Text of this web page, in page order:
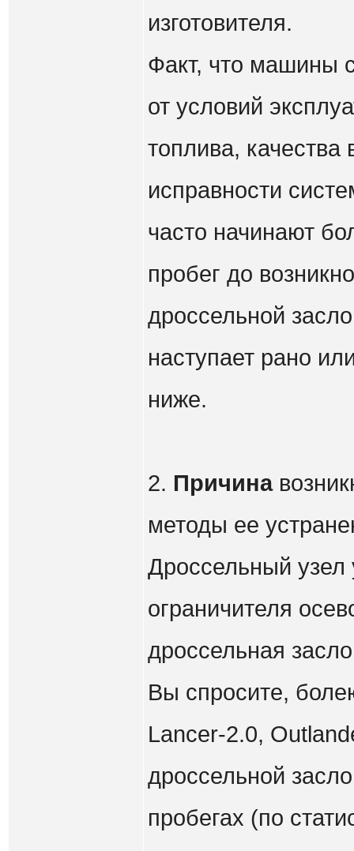
изготовителя.
Факт, что машины
от условий
топлива, качества
исправности
часто начинают
пробег до
дроссельной
наступает рано
ниже.
2. Причина
методы ее
Дроссельный узел
ограничителя
дроссельная
Вы спросите,
Lancer-2.0,
дроссельной
пробегах (по